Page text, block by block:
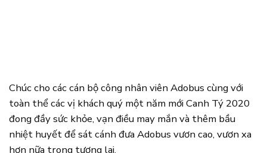
Chúc cho các cán bộ công nhân viên Adobus cùng với
toàn thể các vị khách quý một năm mới Canh Tý 2020
đong đầy sức khỏe, vạn điều may mắn và thêm bầu
nhiệt huyết để sát cánh đưa Adobus vươn cao, vươn xa
hơn nữa trong tương lai.